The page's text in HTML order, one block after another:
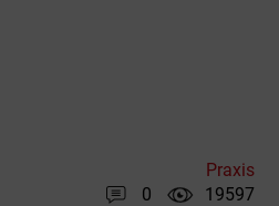
Praxis
0 19597